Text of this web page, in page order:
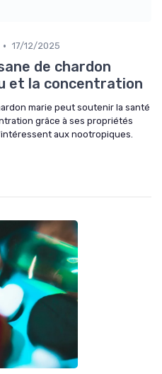
• 17/12/2025
de chardon
et la concentration
marie peut soutenir la santé
grâce à ses propriétés
aux nootropiques.